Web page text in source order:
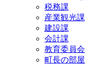
税務課
産業観光課
建設課
会計課
教育委員会
町長の部屋